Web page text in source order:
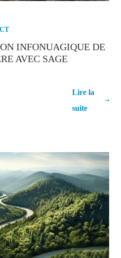
INFONUAGIQUE DE
AVEC SAGE
Lire la
suite